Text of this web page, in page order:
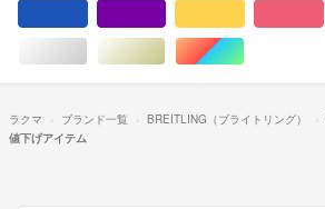
シルバー/銀色系ゴールド/金色系マルチカラー
ラクマ ブランド一覧 BREITLING（ブライトリング）
値下げアイテム